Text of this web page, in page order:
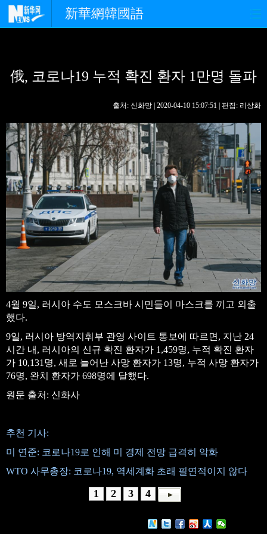
新華網韓國語
경제 사회 포토
핫 TV 문화
연예 관광 오피니언
생생 중국어
俄, 코로나19 누적 확진 환자 1만명 돌파
출처: 신화망 | 2020-04-10 15:07:51 | 편집: 리상화
4월 9일, 러시아 수도 모스크바 시민들이 마스크를 끼고 외출
했다.
9일, 러시아 방역지휘부 관영 사이트 통보에 따르면, 지난 24
시간 내, 러시아의 신규 확진 환자가 1,459명, 누적 확진 환자
가 10,131명, 새로 늘어난 사망 환자가 13명, 누적 사망 환자가
76명, 완치 환자가 698명에 달했다.
원문 출처: 신화사
추천 기사:
미 연준: 코로나19로 인해 미 경제 전망 급격히 악화
WTO 사무총장: 코로나19, 역세계화 초래 필연적이지 않다
1 2 3 4